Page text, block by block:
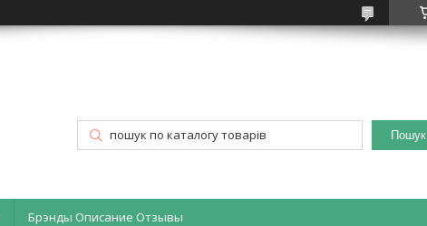
Пошук
Брэнды Описание Отзывы